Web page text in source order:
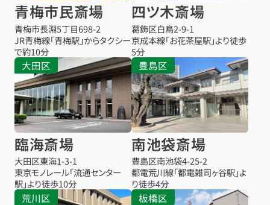
青梅市民斎場
青梅市長淵5丁目698-2
JR青梅線「青梅駅」からタクシー
で約10分
四ツ木斎場
葛飾区白鳥2-9-1
京成本線「お花茶屋駅」より徒歩
5分
大田区
臨海斎場
大田区東海1-3-1
東京モノレール「流通センター
駅」より徒歩10分
豊島区
南池袋斎場
豊島区南池袋4-25-2
都電荒川線「都電雑司ヶ谷駅」よ
り徒歩4分
荒川区 板橋区